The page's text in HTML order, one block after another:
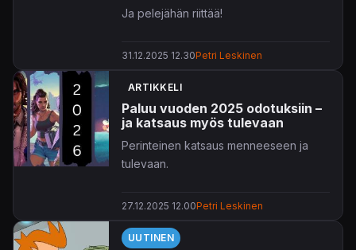
Ja pelejähän riittää!
31.12.2025 12.30Petri Leskinen
ARTIKKELI
Paluu vuoden 2025 odotuksiin –
ja katsaus myös tulevaan
Perinteinen katsaus menneeseen ja
tulevaan.
27.12.2025 12.00Petri Leskinen
UUTINEN